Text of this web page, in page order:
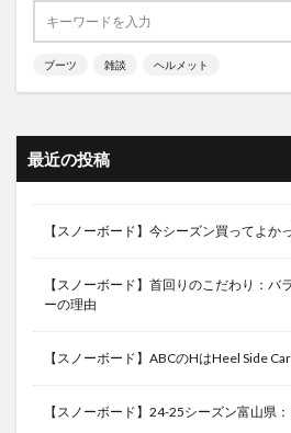
ブーツ 雑談 ヘルメット
最近の投稿
【スノーボード】今シーズン買ってよ
【スノーボード】首回りのこだわり：バ
ーの理由
【スノーボード】ABCのHはHeel Side
【スノーボード】24-25シーズン富山県